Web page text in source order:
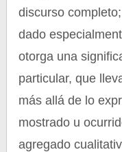
discurso
dado
otorga una
particular, que
más allá de lo
mostrado u
agregado